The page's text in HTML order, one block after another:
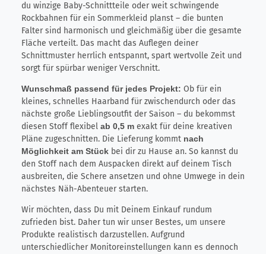
du winzige Baby-Schnittteile oder weit schwingende
Rockbahnen für ein Sommerkleid planst – die bunten
Falter sind harmonisch und gleichmäßig über die gesamte
Fläche verteilt. Das macht das Auflegen deiner
Schnittmuster herrlich entspannt, spart wertvolle Zeit und
sorgt für spürbar weniger Verschnitt.
Wunschmaß passend für jedes Projekt: Ob für ein
kleines, schnelles Haarband für zwischendurch oder das
nächste große Lieblingsoutfit der Saison – du bekommst
diesen Stoff flexibel ab 0,5 m exakt für deine kreativen
Pläne zugeschnitten. Die Lieferung kommt nach
Möglichkeit am Stück bei dir zu Hause an. So kannst du
den Stoff nach dem Auspacken direkt auf deinem Tisch
ausbreiten, die Schere ansetzen und ohne Umwege in dein
nächstes Näh-Abenteuer starten.
Wir möchten, dass Du mit Deinem Einkauf rundum
zufrieden bist. Daher tun wir unser Bestes, um unsere
Produkte realistisch darzustellen. Aufgrund
unterschiedlicher Monitoreinstellungen kann es dennoch